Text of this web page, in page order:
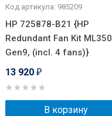
Код артикула: 985209
HP 725878-B21 {HP
Redundant Fan Kit ML350
Gen9, (incl. 4 fans)}
13 920 ₽
В корзину